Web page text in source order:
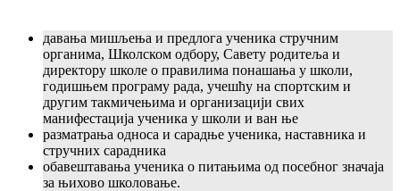
давања мишљења и предлога ученика стручним
органима, Школском одбору, Савету родитеља и
директору школе о правилима понашања у школи,
годишњем програму рада, учешћу на спортским и
другим такмичењима и организацији свих
манифестација ученика у школи и ван ње
разматрања односа и сарадње ученика, наставника и
стручних сарадника
обавештавања ученика о питањима од посебног значаја
за њихово школовање.